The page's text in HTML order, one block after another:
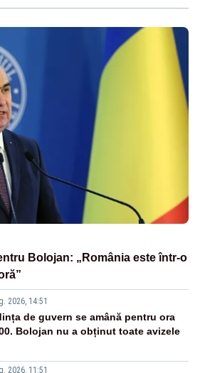
Bolojan: „România este într-o
2026, 14:51
de guvern se amână pentru ora
Bolojan nu a obținut toate avizele
2026, 11:51